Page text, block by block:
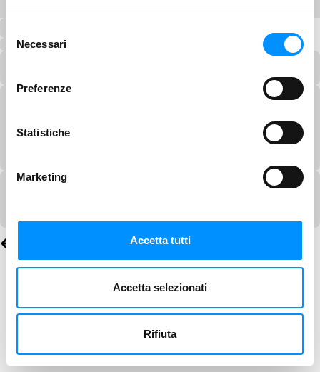
delNecessari
Preferenze
Statistiche
Marketing
Accetta tutti
Accetta selezionati
Rifiuta